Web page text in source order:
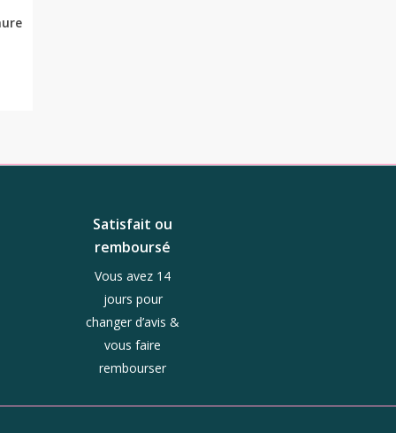
Satisfait ou
remboursé
Vous avez 14
jours pour
changer d’avis &
vous faire
rembourser